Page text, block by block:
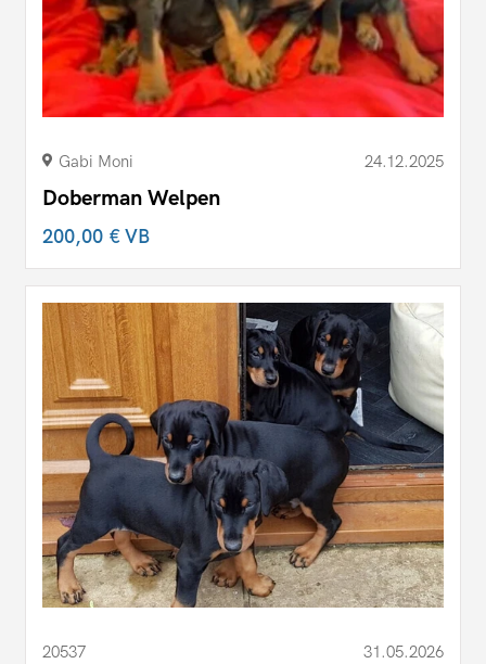
Gabi Moni 24.12.2025
Doberman Welpen
200,00 €VB
20537 31.05.2026